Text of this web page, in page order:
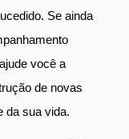
Se ainda
você a
de novas
da sua vida.